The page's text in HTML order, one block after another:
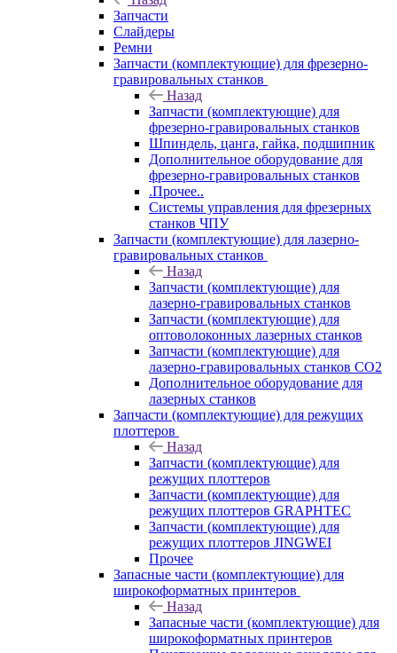
Запчасти
Слайдеры
Ремни
Запчасти (комплектующие) для фрезерно-
гравировальных станков
Назад
Запчасти (комплектующие) для
фрезерно-гравировальных станков
Шпиндель, цанга, гайка, подшипник
Дополнительное оборудование для
фрезерно-гравировальных станков
.Прочее..
Системы управления для фрезерных
станков ЧПУ
Запчасти (комплектующие) для лазерно-
гравировальных станков
Назад
Запчасти (комплектующие) для
лазерно-гравировальных станков
Запчасти (комплектующие) для
оптоволоконных лазерных станков
Запчасти (комплектующие) для
лазерно-гравировальных станков CO2
Дополнительное оборудование для
лазерных станков
Запчасти (комплектующие) для режущих
плоттеров
Назад
Запчасти (комплектующие) для
режущих плоттеров
Запчасти (комплектующие) для
режущих плоттеров GRAPHTEC
Запчасти (комплектующие) для
режущих плоттеров JINGWEI
Прочее
Запасные части (комплектующие) для
широкоформатных принтеров
Назад
Запасные части (комплектующие) для
широкоформатных принтеров